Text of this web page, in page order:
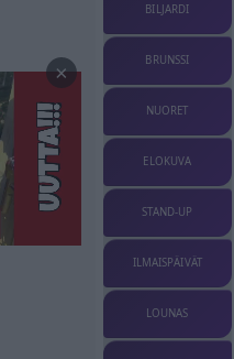
×
BILJARDI
BRUNSSI
NUORET
ELOKUVA
STAND-UP
ILMAISPÄIVÄT
LOUNAS